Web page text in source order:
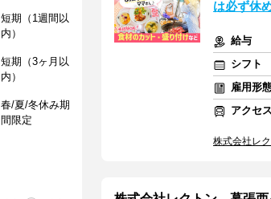
短期（1週間以
内）
短期（3ヶ月以
内）
春/夏/冬休み期
間限定
は必ず休
給与
シフト
雇用形
アクセス
株式会社レ